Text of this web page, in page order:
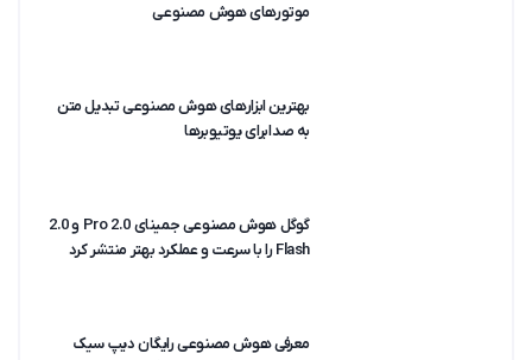
موتورهای هوش مصنوعی
بهترین ابزارهای هوش مصنوعی تبدیل متن
به صدا برای یوتیوبرها
گوگل هوش مصنوعی جمینای 2.0 Pro و 2.0
Flash را با سرعت و عملکرد بهتر منتشر کرد
معرفی هوش مصنوعی رایگان دیپ سیک